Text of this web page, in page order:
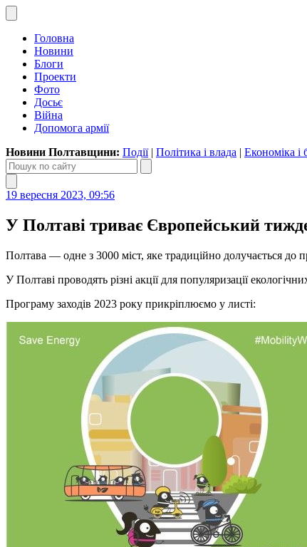
Головна
Новини
Блоги
Проекти
Фото
Досьє
Війна
Допомога армії
Новини Полтавщини: Події| Політика і влада | Економіка і
19 вересня 2023, 09:56
У Полтаві триває Європейський
Полтава — одне з 3000 міст, яке традиційно долучається до
У Полтаві проводять різні акції для популяризації
Програму заходів 2023 року прикріплюємо у листі: